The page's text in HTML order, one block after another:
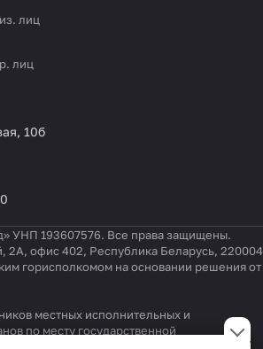
лиц
лиц
10б
УНП 193607576. Все права защищены.
2А, офис 402, Республика Беларусь, 220004
горисполкомом на основании решения от
местных исполнительных и
по месту государственной
cookie